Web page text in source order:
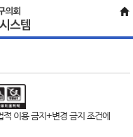
이용 금지+변경 금지 조건에